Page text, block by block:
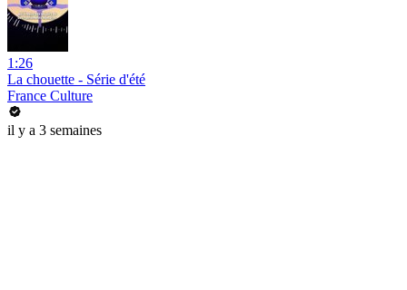
1:26
La chouette - Série d'été
France Culture
il y a 3 semaines